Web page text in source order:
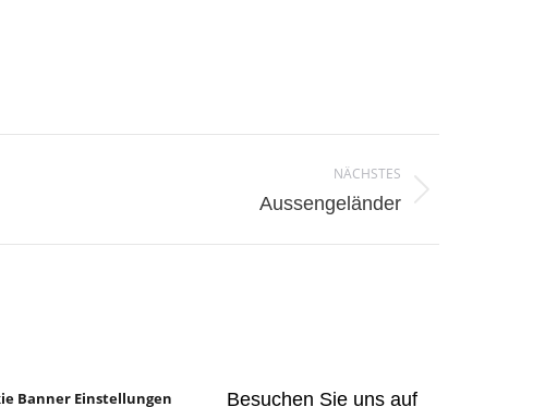
NÄCHSTES
Aussengeländer
Banner Einstellungen Besuchen Sie uns auf